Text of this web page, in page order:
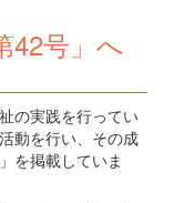
42号」へ
の実践を行ってい
動を行い、その成
を掲載していま